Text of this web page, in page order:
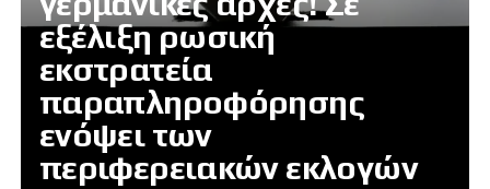
εξέλιξη ρωσική
εκστρατεία
παραπληροφόρησης
ενόψει των
περιφερειακών εκλογών